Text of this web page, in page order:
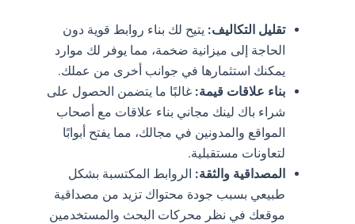
تقليل التكاليف:يتيح لك بناء روابط قوية دون
الحاجة إلى ميزانية ضخمة، مما يوفر لك موارد
يمكنك استثمارها في جوانب أخرى من عملك.
بناء علاقات قيمة:غالبًا ما يتضمن الحصول على
شراء باك لينك مجاني بناء علاقات مع أصحاب
المواقع والمدونين في مجالك، مما يفتح أبوابًا
لتعاونات مستقبلية.
المصداقية والثقة:الروابط المكتسبة بشكل
طبيعي بسبب جودة محتواك تزيد من مصداقية
موقعك في نظر محركات البحث والمستخدمين